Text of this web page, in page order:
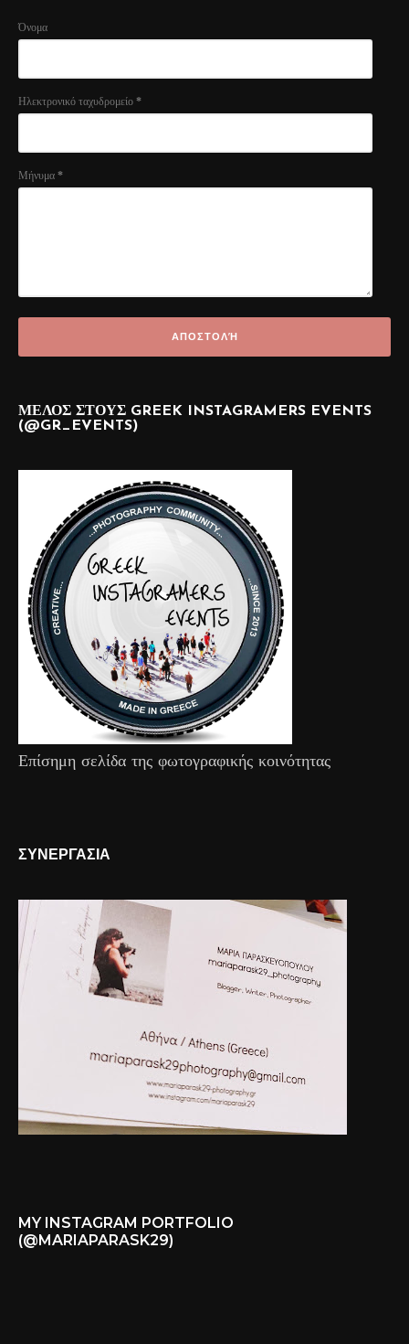
Όνομα
Ηλεκτρονικό ταχυδρομείο *
Μήνυμα *
ΜΕΛΟΣ ΣΤΟΥΣ GREEK INSTAGRAMERS EVENTS
(@GR_EVENTS)
Επίσημη σελίδα της φωτογραφικής κοινότητας
ΣΥΝΕΡΓΑΣΙΑ
MY INSTAGRAM PORTFOLIO
(@MARIAPARASK29)